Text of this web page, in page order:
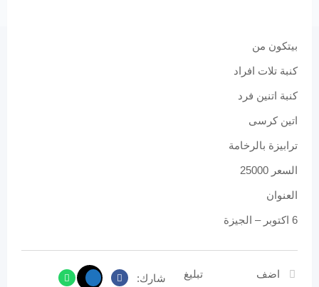
بيتكون من
كنبة تلات افراد
كنبة اتنين فرد
اتين كرسى
ترابيزة بالرخامة
السعر 25000
العنوان
6 اكتوبر – الجيزة
اضف
تبليغ شارك: